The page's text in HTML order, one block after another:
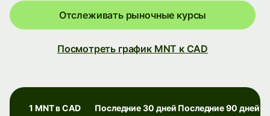
Отслеживать рыночные курсы
Посмотреть график MNT к CAD
1 MNT в CAD Последние 30 дней Последние 90 дней